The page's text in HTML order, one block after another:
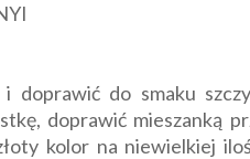
doprawić do smaku
doprawić mieszanką
kolor na niewielkiej